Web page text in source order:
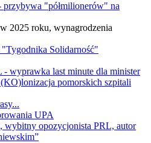
"półmilionerów" na
2025 roku, wynagrodzenia
"Tygodnika Solidarność"
wyprawka last minute dla minister
pomorskich szpitali
UPA
wybitny opozycjonista PRL, autor